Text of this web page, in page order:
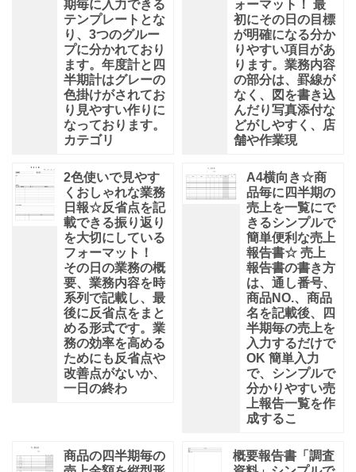
期毎に入力できる
テンプレートとな
り、3つのグルー
プに分かれており
ます。年度計と四
半期計はグレーの
色掛けがされてお
り見やすい作りに
なっております。
カテゴリ
ォーマット！ 最
初にその日の目標
が明確になる分か
りやすい項目があ
ります。業務内容
の部分は、罫線が
なく、図を書き込
んだり写真添付な
どがしやすく、店
舗や作業現
2色使いで見やす
くおしゃれな業務
日報☆反省点を記
載できる振り返り
を大切にしている
フォーマット！
その日の業務の概
要、業務内容を時
系列で記載し、最
後に反省点をまと
める形式です。業
務の効率を高める
ためにも反省点や
改善点がないか、
一日の終わ
A4横向き☆商
品毎に四半期の
売上を一覧にで
きるシンプルで
簡単便利な売上
報告書☆ 売上
報告書の書き方
は、通し番号、
商品NO.、商品
名を記載後、四
半期毎の売上を
入力するだけで
OK 簡単入力
で、シンプルで
分かりやすい売
上報告一覧を作
成するこ
商品の四半期毎の
概要報告書「調査